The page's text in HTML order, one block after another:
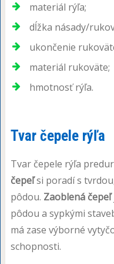
materiál rýľa;
dĺžka násady/
ukončenie
materiál rukoväte;
hmotnosť rýľa.
Tvar čepele rýľa
Tvar čepele rýľa
čepeľsi poradí s
pôdou. Zaoblená čepeľ
pôdou a sypkými
má zase výborné
schopnosti.